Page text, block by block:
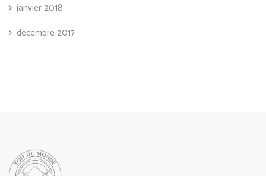
janvier 2018
décembre 2017